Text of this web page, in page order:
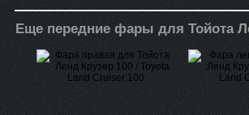
Еще передние фары для Тойота